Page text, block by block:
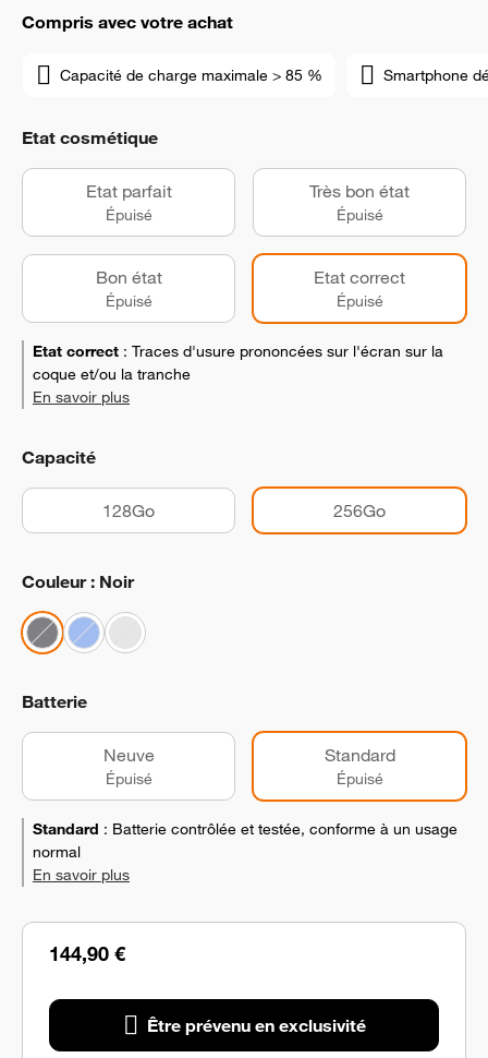
Compris avec votre achat
Capacité de charge maximale > 85 % Smartphone
144,90 €
Être prévenu en exclusivité
Etat cosmétique
Etat parfait
Épuisé
Très bon état
Épuisé
Bon état
Épuisé
Etat correct
Épuisé
Etat correct : Traces d'usure prononcées sur l'écran sur la
coque et/ou la tranche
En savoir plus
Capacité
128Go 256Go
Couleur : Noir
Batterie
Neuve
Épuisé
Standard
Épuisé
Standard : Batterie contrôlée et testée, conforme à un usage
normal
En savoir plus